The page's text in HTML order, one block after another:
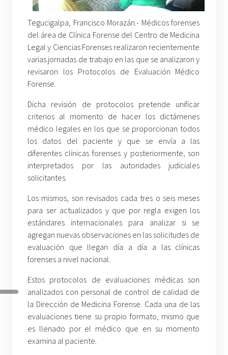
Tegucigalpa, Francisco Morazán.- Médicos forenses
del área de Clínica Forense del Centro de Medicina
Legal y Ciencias Forenses realizaron recientemente
varias jornadas de trabajo en las que se analizaron y
revisaron los Protocolos de Evaluación Médico
Forense.
Dicha revisión de protocolos pretende unificar
criterios al momento de hacer los dictámenes
médico legales en los que se proporcionan todos
los datos del paciente y que se envía a las
diferentes clínicas forenses y posteriormente, son
interpretados por las autoridades judiciales
solicitantes.
Los mismos, son revisados cada tres o seis meses
para ser actualizados y que por regla exigen los
estándares internacionales para analizar si se
agregan nuevas observaciones en las solicitudes de
evaluación que llegan día a día a las clínicas
forenses a nivel nacional.
Estos protocolos de evaluaciones médicas son
analizados con personal de control de calidad de
la Dirección de Medicina Forense. Cada una de las
evaluaciones tiene su propio formato, mismo que
es llenado por el médico que en su momento
examina al paciente.